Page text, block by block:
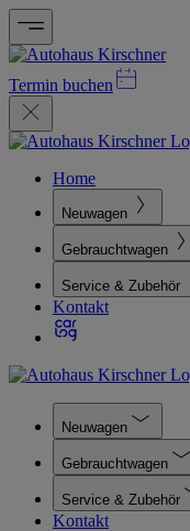
Termin buchen
Home
Neuwagen
Gebrauchtwagen
Service & Zubehör
Kontakt
Neuwagen
Gebrauchtwagen
Service & Zubehör
Kontakt